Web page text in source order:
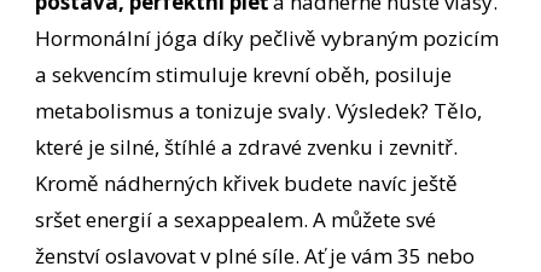
Hormonální jóga díky pečlivě vybraným pozicím
a sekvencím stimuluje krevní oběh, posiluje
metabolismus a tonizuje svaly. Výsledek? Tělo,
které je silné, štíhlé a zdravé zvenku i zevnitř.
Kromě nádherných křivek budete navíc ještě
sršet energií a sexappealem. A můžete své
ženství oslavovat v plné síle. Ať je vám 35 nebo